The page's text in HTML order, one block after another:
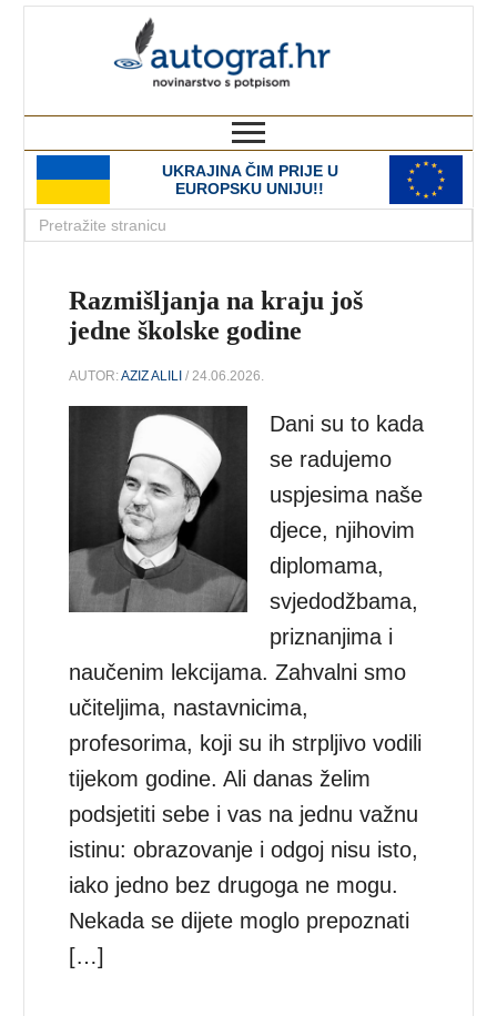
UKRAJINA ČIM PRIJE U
EUROPSKU UNIJU!!
Razmišljanja na kraju još
jedne školske godine
AUTOR:AZIZ ALILI / 24.06.2026.
Dani su to kada
se radujemo
uspjesima naše
djece, njihovim
diplomama,
svjedodžbama,
priznanjima i
naučenim lekcijama. Zahvalni smo
učiteljima, nastavnicima,
profesorima, koji su ih strpljivo vodili
tijekom godine. Ali danas želim
podsjetiti sebe i vas na jednu važnu
istinu: obrazovanje i odgoj nisu isto,
iako jedno bez drugoga ne mogu.
Nekada se dijete moglo prepoznati
[…]